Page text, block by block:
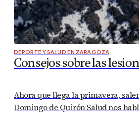
DEPORTE Y SALUD EN ZARAGOZA
Consejos sobre las
Ahora que llega la primavera,
Domingo de Quirón Salud nos